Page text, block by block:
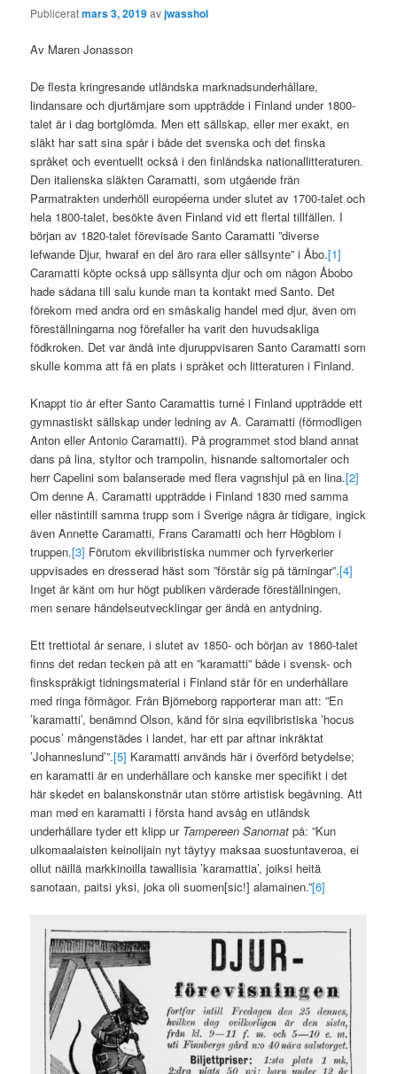
Publiceratmars 3, 2019avjwasshol
Av Maren Jonasson
De flesta kringresande utländska marknadsunderhållare,
lindansare och djurtämjare som uppträdde i Finland under 1800-
talet är i dag bortglömda. Men ett sällskap, eller mer exakt, en
släkt har satt sina spår i både det svenska och det finska
språket och eventuellt också i den finländska nationallitteraturen.
Den italienska släkten Caramatti, som utgående från
Parmatrakten underhöll européerna under slutet av 1700-talet och
hela 1800-talet, besökte även Finland vid ett flertal tillfällen. I
början av 1820-talet förevisade Santo Caramatti ”diverse
lefwande Djur, hwaraf en del äro rara eller sällsynte” i Åbo.[1]
Caramatti köpte också upp sällsynta djur och om någon Åbobo
hade sådana till salu kunde man ta kontakt med Santo. Det
förekom med andra ord en småskalig handel med djur, även om
föreställningarna nog förefaller ha varit den huvudsakliga
födkroken. Det var ändå inte djuruppvisaren Santo Caramatti som
skulle komma att få en plats i språket och litteraturen i Finland.
Knappt tio år efter Santo Caramattis turné i Finland uppträdde ett
gymnastiskt sällskap under ledning av A. Caramatti (förmodligen
Anton eller Antonio Caramatti). På programmet stod bland annat
dans på lina, styltor och trampolin, hisnande saltomortaler och
herr Capelini som balanserade med flera vagnshjul på en lina.[2]
Om denne A. Caramatti uppträdde i Finland 1830 med samma
eller nästintill samma trupp som i Sverige några år tidigare, ingick
även Annette Caramatti, Frans Caramatti och herr Högblom i
truppen.[3] Förutom ekvilibristiska nummer och fyrverkerier
uppvisades en dresserad häst som ”förstår sig på tärningar”.[4]
Inget är känt om hur högt publiken värderade föreställningen,
men senare händelseutvecklingar ger ändå en antydning.
Ett trettiotal år senare, i slutet av 1850- och början av 1860-talet
finns det redan tecken på att en ”karamatti” både i svensk- och
finskspråkigt tidningsmaterial i Finland står för en underhållare
med ringa förmågor. Från Björneborg rapporterar man att: ”En
’karamatti’, benämnd Olson, känd för sina eqvilibristiska ’hocus
pocus’ mångenstädes i landet, har ett par aftnar inkräktat
’Johanneslund’”.[5] Karamatti används här i överförd betydelse;
en karamatti är en underhållare och kanske mer specifikt i det
här skedet en balanskonstnär utan större artistisk begåvning. Att
man med en karamatti i första hand avsåg en utländsk
underhållare tyder ett klipp ur Tampereen Sanomat på: ”Kun
ulkomaalaisten keinolijain nyt täytyy maksaa suostuntaveroa, ei
ollut näillä markkinoilla tawallisia ’karamattia’, joiksi heitä
sanotaan, paitsi yksi, joka oli suomen[sic!] alamainen.”[6]